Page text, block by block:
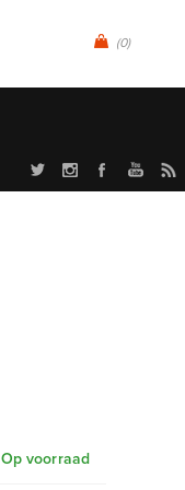
(0)
Op voorraad